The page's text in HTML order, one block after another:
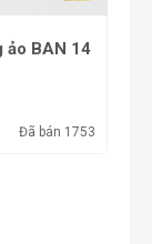
12 - ĐK
7,5
Đã bán 1779